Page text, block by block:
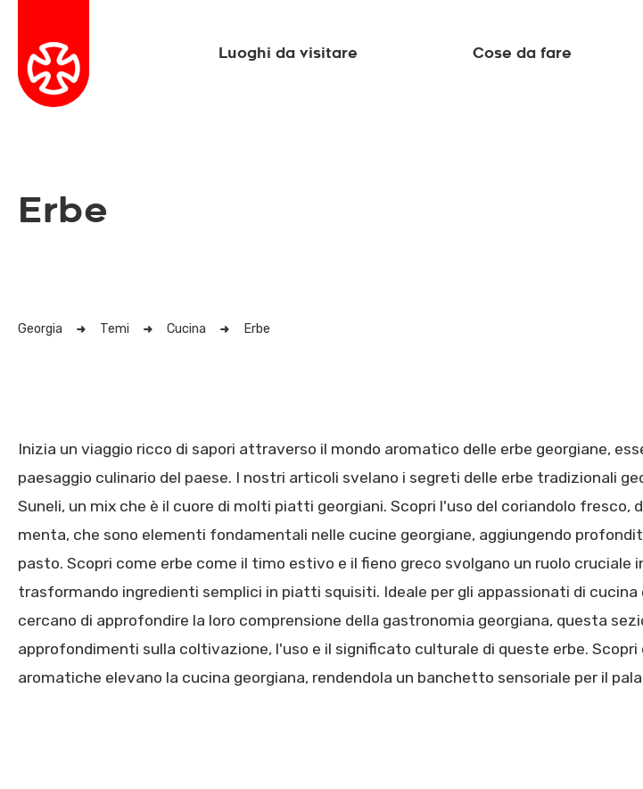
Luoghi da visitare Cose da fare
Erbe
Georgia Temi Cucina Erbe
Inizia un viaggio ricco di sapori attraverso il mondo aromatico delle erbe georgiane,
paesaggio culinario del paese. I nostri articoli svelano i segreti delle erbe tradizionali
Suneli, un mix che è il cuore di molti piatti georgiani. Scopri l'uso del coriandolo fresco,
menta, che sono elementi fondamentali nelle cucine georgiane, aggiungendo
pasto. Scopri come erbe come il timo estivo e il fieno greco svolgano un ruolo cruciale
trasformando ingredienti semplici in piatti squisiti. Ideale per gli appassionati di cucina
cercano di approfondire la loro comprensione della gastronomia georgiana, questa
approfondimenti sulla coltivazione, l'uso e il significato culturale di queste erbe.
aromatiche elevano la cucina georgiana, rendendola un banchetto sensoriale per il